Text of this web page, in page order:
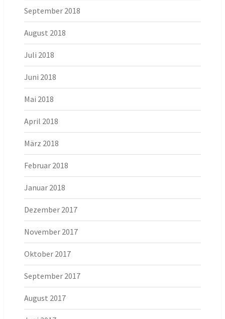
September 2018
August 2018
Juli 2018
Juni 2018
Mai 2018
April 2018
März 2018
Februar 2018
Januar 2018
Dezember 2017
November 2017
Oktober 2017
September 2017
August 2017